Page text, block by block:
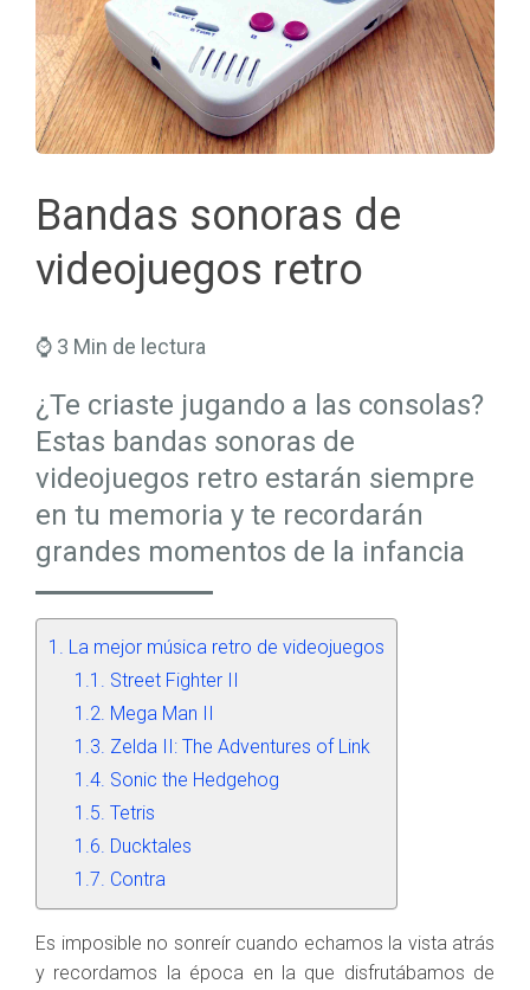
Seguros Salud
Seguros Viajes
Hogar
Salud
Planes de Futuro
Trabaja en Mapfre
Bandas sonoras de
videojuegos retro
⌚ 3 Min de lectura
¿Te criaste jugando a las consolas?
Estas bandas sonoras de
videojuegos retro estarán siempre
en tu memoria y te recordarán
grandes momentos de la infancia
La mejor música retro de videojuegos
Street Fighter II
Mega Man II
Zelda II: The Adventures of Link
Sonic the Hedgehog
Tetris
Ducktales
Contra
Es imposible no sonreír cuando echamos la vista atrás
y recordamos la época en la que disfrutábamos de